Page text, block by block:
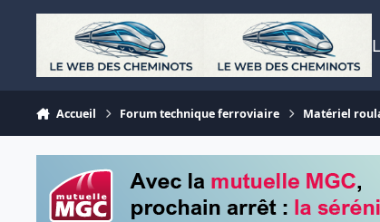
Aller au contenu
Accueil Forum technique ferroviaire Matériel